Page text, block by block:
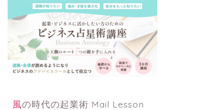
風の時代の起業術 Mail Lesson